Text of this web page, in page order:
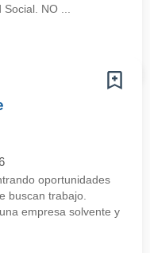
NO ...
oportunidades
buscan trabajo.
empresa solvente y